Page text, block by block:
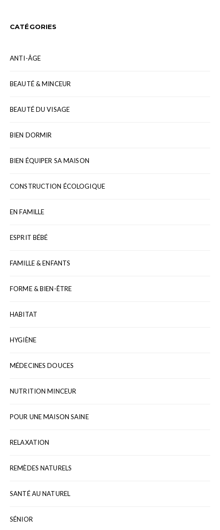
CATÉGORIES
ANTI-ÂGE
BEAUTÉ & MINCEUR
BEAUTÉ DU VISAGE
BIEN DORMIR
BIEN ÉQUIPER SA MAISON
CONSTRUCTION ÉCOLOGIQUE
EN FAMILLE
ESPRIT BÉBÉ
FAMILLE & ENFANTS
FORME & BIEN-ÊTRE
HABITAT
HYGIÈNE
MÉDECINES DOUCES
NUTRITION MINCEUR
POUR UNE MAISON SAINE
RELAXATION
REMÈDES NATURELS
SANTÉ AU NATUREL
SÉNIOR